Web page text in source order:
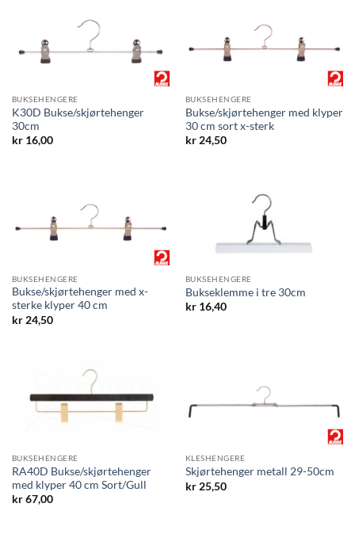
BUKSEHENGERE
K30D Bukse/skjørtehenger
30cm
kr16,00
BUKSEHENGERE
Bukse/skjørtehenger med klyper
30 cm sort x-sterk
kr24,50
BUKSEHENGERE
Bukse/skjørtehenger med x-
sterke klyper 40 cm
kr24,50
BUKSEHENGERE
Bukseklemme i tre 30cm
kr16,40
BUKSEHENGERE
RA40D Bukse/skjørtehenger
med klyper 40 cm Sort/Gull
kr67,00
KLESHENGERE
Skjørtehenger metall 29-50cm
kr25,50